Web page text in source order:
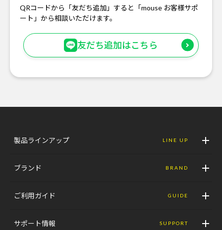
QRコードから「友だち追加」すると「mouse お客様サポ
ート」から相談いただけます。
友だち追加はこちら
製品ラインアップ LINE UP
ブランド BRAND
ご利用ガイド GUIDE
サポート情報 SUPPORT